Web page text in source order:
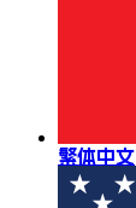
繁体中文